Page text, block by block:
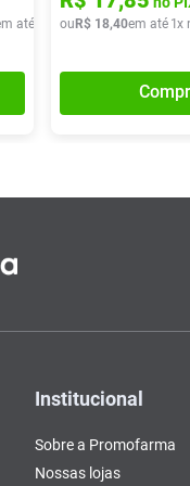
até x deR$ 19,90
ouR$ 18,40em até 1x
Institucional
Sobre a Promofarma
Nossas lojas